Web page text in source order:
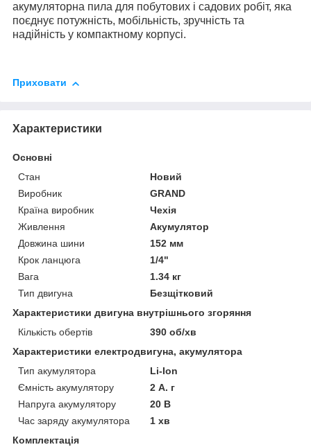
акумуляторна пила для побутових і садових робіт, яка
поєднує потужність, мобільність, зручність та
надійність у компактному корпусі.
Приховати
Характеристики
Основні
Стан
Новий
Виробник
GRAND
Країна виробник
Чехія
Живлення
Акумулятор
Довжина шини
152 мм
Крок ланцюга
1/4"
Вага
1.34 кг
Тип двигуна
Безщітковий
Характеристики двигуна внутрішнього згоряння
Кількість обертів
390 об/хв
Характеристики електродвигуна, акумулятора
Тип акумулятора
Li-Ion
Ємність акумулятору
2 А. г
Напруга акумулятору
20 В
Час заряду акумулятора
1 хв
Комплектація